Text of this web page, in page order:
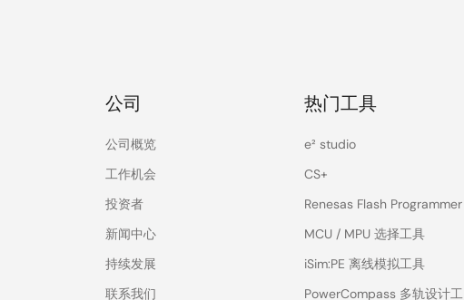
公司
公司概览
工作机会
投资者
新闻中心
持续发展
联系我们
热门工具
e² studio
CS+
Renesas Flash Programmer
MCU / MPU 选择工具
iSim:PE 离线模拟工具
PowerCompass 多轨设计工